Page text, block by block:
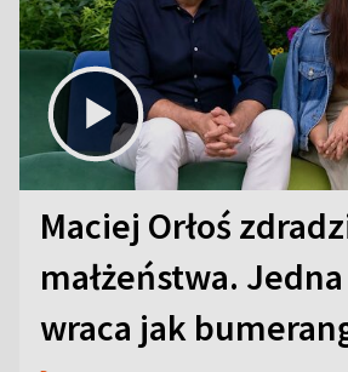
Maciej Orłoś
małżeństwa.
wraca jak